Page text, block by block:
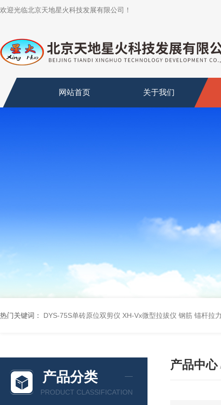
欢迎光临北京天地星火科技发展有限公司！
网站首页 关于我们
热门关键词： DYS-75S单砖原位双剪仪 XH-Vx微型拉拔仪 钢筋 锚杆拉
产品分类
PRODUCT CLASSIFICATION
产品中心